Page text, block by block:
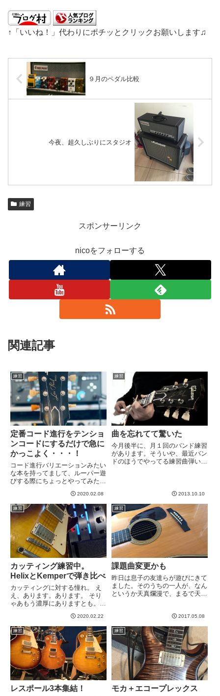
↑「いいね！」代わりにポチッとクリックお願いします♫
９月のペダル比較
今夜、超久しぶりにスタジオ
練習
スポンサーリンク
nicoをフォローする
関連記事
練習
定番コード進行をテンショ
ンコードにするだけで急に
かっこよく・・・！
コード進行バリエーションみたい
な本を持ってまして、ルーパー遊
びする際にちょっとやってみたり
ない。 童謡っぽすぎるという
か、素直すぎてなんかなー、みた
いな。 そこにワンポイント加
えたいので、じゃあ7t...
2020.02.08
練習
曲を忘れてて驚いた
今月後半に、月１回のバンド練習
があります。そういや、最近バン
ドのほうでやってる練習曲弾いて
上忘れてたwwwいやー、ヤバい
う...
2013.10.10
練習
カッティング練習中。
HelixとKemperで弾き比べ
カッティングに対する憧れ。 え
え、あります。あります。 そり
ゃあもう濃厚にありますとも。
なので、HelixとKemperで弾き比
べ。 HelixのAC30モデルに対応し
てKemperもAC30のプロファイル
で...
2020.02.22
練習
課題曲変更かも
昨日は息子の友達らが遊びにきて
ました。そのうちの一人が、なん
というか天真爛漫で、まるで天使
すぐ目をみてこう言った。という
か、合唱部に属する彼はやたら綺
麗な声でこう歌いはじめた。天
使...
2017.05.08
練習
レスポール3本集結！
練習
モカ＋エコープレックス